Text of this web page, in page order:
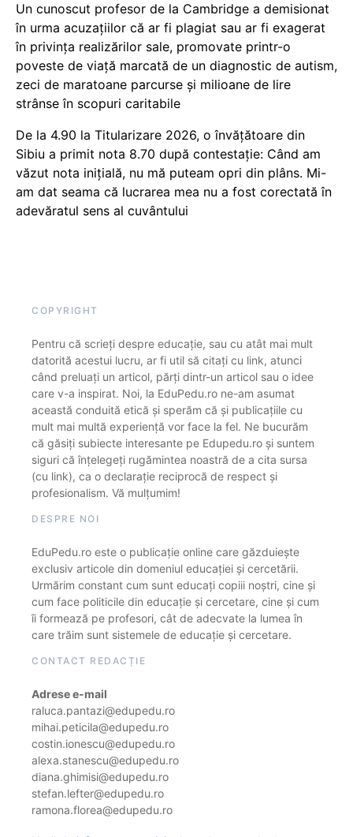
Un cunoscut profesor de la Cambridge a demisionat
în urma acuzațiilor că ar fi plagiat sau ar fi exagerat
în privința realizărilor sale, promovate printr-o
poveste de viață marcată de un diagnostic de autism,
zeci de maratoane parcurse și milioane de lire
strânse în scopuri caritabile
De la 4.90 la Titularizare 2026, o învățătoare din
Sibiu a primit nota 8.70 după contestație: Când am
văzut nota inițială, nu mă puteam opri din plâns. Mi-
am dat seama că lucrarea mea nu a fost corectată în
adevăratul sens al cuvântului
COPYRIGHT
Pentru că scrieți despre educație, sau cu atât mai mult
datorită acestui lucru, ar fi util să citați cu link, atunci
când preluați un articol, părți dintr-un articol sau o idee
care v-a inspirat. Noi, la EduPedu.ro ne-am asumat
această conduită etică și sperăm că și publicațiile cu
mult mai multă experiență vor face la fel. Ne bucurăm
că găsiți subiecte interesante pe Edupedu.ro și suntem
siguri că înțelegeți rugămintea noastră de a cita sursa
(cu link), ca o declarație reciprocă de respect și
profesionalism. Vă mulțumim!
DESPRE NOI
EduPedu.ro este o publicație online care găzduiește
exclusiv articole din domeniul educației și cercetării.
Urmărim constant cum sunt educați copiii noștri, cine și
cum face politicile din educație și cercetare, cine și cum
îi formează pe profesori, cât de adecvate la lumea în
care trăim sunt sistemele de educație și cercetare.
CONTACT REDACȚIE
Adrese e-mail
raluca.pantazi@edupedu.ro
mihai.peticila@edupedu.ro
costin.ionescu@edupedu.ro
alexa.stanescu@edupedu.ro
diana.ghimisi@edupedu.ro
stefan.lefter@edupedu.ro
ramona.florea@edupedu.ro